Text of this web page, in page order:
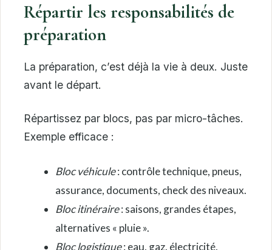
Répartir les responsabilités de
préparation
La préparation, c’est déjà la vie à deux. Juste
avant le départ.
Répartissez par blocs, pas par micro-tâches.
Exemple efficace :
Bloc véhicule: contrôle technique, pneus,
assurance, documents, check des niveaux.
Bloc itinéraire: saisons, grandes étapes,
alternatives « pluie ».
Bloc logistique: eau, gaz, électricité,